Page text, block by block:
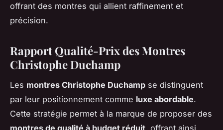
offrant des montres qui allient raffinement et
précision.
Rapport Qualité-Prix des Montres
Christophe Duchamp
Les montres Christophe Duchamp se distinguent
par leur positionnement comme luxe abordable.
Cette stratégie permet à la marque de proposer des
montres de qualité à budget réduit, offrant ainsi